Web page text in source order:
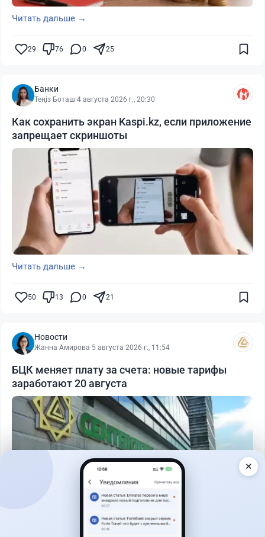
Читать дальше →
29 76 0 25
Банки
Теңіз Боташ·4 августа 2026 г., 20:30
Как сохранить экран Kaspi.kz, если приложение
запрещает скриншоты
Читать дальше →
50 13 0 21
Новости
Жанна Амирова·5 августа 2026 г., 11:54
БЦК меняет плату за счета: новые тарифы
заработают 20 августа
✕